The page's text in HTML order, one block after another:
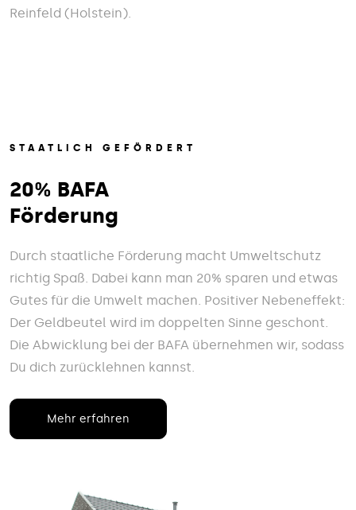
Reinfeld (Holstein).
STAATLICH GEFÖRDERT
20% BAFA
Förderung
Durch staatliche Förderung macht Umweltschutz
richtig Spaß. Dabei kann man 20% sparen und etwas
Gutes für die Umwelt machen. Positiver Nebeneffekt:
Der Geldbeutel wird im doppelten Sinne geschont.
Die Abwicklung bei der BAFA übernehmen wir, sodass
Du dich zurücklehnen kannst.
Mehr erfahren